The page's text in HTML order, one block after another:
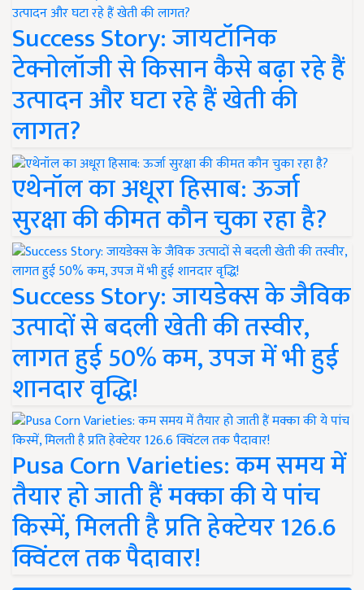
Success Story: जायटॉनिक
टेक्नोलॉजी से किसान कैसे बढ़ा रहे हैं
उत्पादन और घटा रहे हैं खेती की
लागत?
एथेनॉल का अधूरा हिसाब: ऊर्जा
सुरक्षा की कीमत कौन चुका रहा है?
Success Story: जायडेक्स के जैविक
उत्पादों से बदली खेती की तस्वीर,
लागत हुई 50% कम, उपज में भी हुई
शानदार वृद्धि!
Pusa Corn Varieties: कम समय में
तैयार हो जाती हैं मक्का की ये पांच
किस्में, मिलती है प्रति हेक्टेयर 126.6
क्विंटल तक पैदावार!